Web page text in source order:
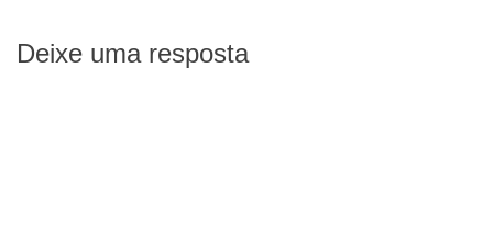
Deixe uma resposta